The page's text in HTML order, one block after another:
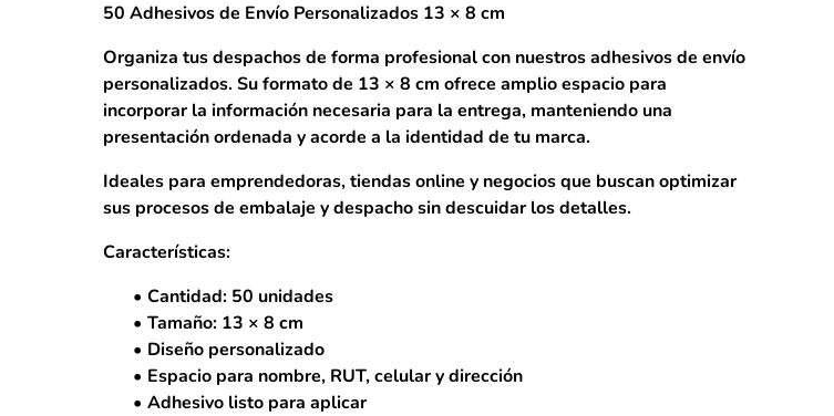
50 Adhesivos de Envío Personalizados 13 × 8 cm
Organiza tus despachos de forma profesional con nuestros adhesivos de envío
personalizados. Su formato de 13 × 8 cm ofrece amplio espacio para
incorporar la información necesaria para la entrega, manteniendo una
presentación ordenada y acorde a la identidad de tu marca.
Ideales para emprendedoras, tiendas online y negocios que buscan optimizar
sus procesos de embalaje y despacho sin descuidar los detalles.
Características:
Cantidad: 50 unidades
Tamaño: 13 × 8 cm
Diseño personalizado
Espacio para nombre, RUT, celular y dirección
Adhesivo listo para aplicar